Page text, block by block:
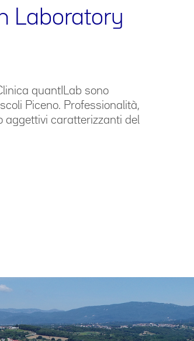
Laboratory
quantILab sono
Piceno. Professionalità,
aggettivi caratterizzanti del